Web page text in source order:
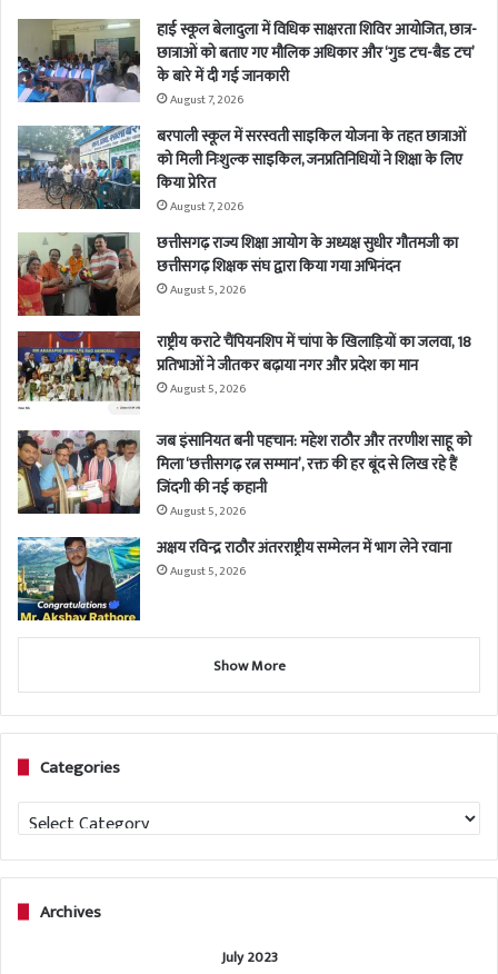
हाई स्कूल बेलादुला में विधिक साक्षरता शिविर आयोजित, छात्र-
छात्राओं को बताए गए मौलिक अधिकार और ‘गुड टच-बैड टच’
के बारे में दी गई जानकारी
August 7, 2026
बरपाली स्कूल में सरस्वती साइकिल योजना के तहत छात्राओं
को मिली निःशुल्क साइकिल, जनप्रतिनिधियों ने शिक्षा के लिए
किया प्रेरित
August 7, 2026
छत्तीसगढ़ राज्य शिक्षा आयोग के अध्यक्ष सुधीर गौतमजी का
छत्तीसगढ़ शिक्षक संघ द्वारा किया गया अभिनंदन
August 5, 2026
राष्ट्रीय कराटे चैंपियनशिप में चांपा के खिलाड़ियों का जलवा, 18
प्रतिभाओं ने जीतकर बढ़ाया नगर और प्रदेश का मान
August 5, 2026
जब इंसानियत बनी पहचान: महेश राठौर और तरणीश साहू को
मिला ‘छत्तीसगढ़ रत्न सम्मान’, रक्त की हर बूंद से लिख रहे हैं
जिंदगी की नई कहानी
August 5, 2026
अक्षय रविन्द्र राठौर अंतरराष्ट्रीय सम्मेलन में भाग लेने रवाना
August 5, 2026
Show More
Categories
Categories
Archives
July 2023